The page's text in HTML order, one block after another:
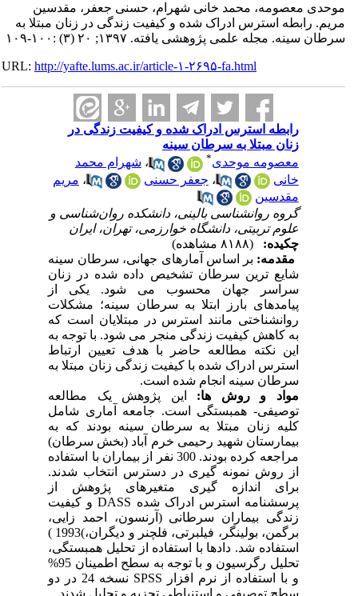
موحدی معصومه، محمد خانی شهرام، حسنی جعفر، مقدسین
مریم. رابطه استرس ادراک شده و کیفیت زندگی در زنان مبتلا به
سرطان سینه. مجله علمی پژوهشی یافته. ۱۳۹۷; ۲۰ (۳) :۱۰۰-۱۰۹
URL:http://yafte.lums.ac.ir/article-۱-۲۶۹۵-fa.html
رابطه استرس ادراک شده و کیفیت زندگی در
زنان مبتلا به سرطان سینه
معصومه موحدی* ،شهرام محمد
خانی
،جعفر حسنی ،مریم
مقدسین
گروه روانشناسی بالینی، دانشکده روان‌شناسی و
علوم تربیتی، دانشگاه خوارزمی، تهران، ایران
چکیده:
مقدمه:بر اساس آمارهای جهانی، سرطان سینه
شایع ترین سرطان تشخیص داده شده در زنان
سراسر جهان محسوب می شود. یکی از
پیامدهای بارز ابتلا به سرطان سینه؛ مشکلات
روانشناختی مانند استرس در مبتلایان است که
به کاهش کیفیت زندگی منجر می شود. با توجه به
این نکته مطالعه حاضر با هدف تعیین ارتباط
استرس ادراک شده با کیفیت زندگی زنان مبتلا به
سرطان سینه انجام شده است.
مواد و روش ها:این پژوهش یک مطالعه
توصیفی- همبستگی است. جامعه آماری شامل
کلیه زنان مبتلا به سرطان سینه بودند که به
بیمارستان شهید رحیمی خرم آباد (بخش سرطان)
مراجعه کرده بودند. 300 نفر از بیماران با استفاده
از روش نمونه گیری در دسترس انتخاب شدند.
برای اندازه گیری متغیرهای پژوهش از
پرسشنامه استرس ادراک شده DASS و کیفیت
زندگی بیماران سرطانی (آرنسون، احمد زایی،
برگمن، بولینگر، فیلبرتی، فلچنر و دیگران،)1993 )
استفاده شد. دادها با استفاده از تحلیل همبستگی،
تحلیل رگرسیون و با توجه به سطح اطمینان 95%
و با استفاده از نرم افزار SPSS نسخه 24 در دو